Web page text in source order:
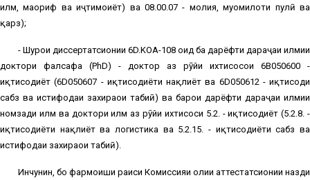
илм, маориф ва иҷтимоиёт) ва 08.00.07 - молия, муомилоти пулӣ ва
қарз);
- Шурои диссертатсионии 6D.KOA-108 оид ба дарёфти дараҷаи илмии
доктори фалсафа (РhD) - доктор аз рӯйи ихтисосҳои 6В050600 -
иқтисодиёт (6D050607 - иқтисодиёти нақлиёт ва 6D050612 - иқтисоди
сабз ва истифодаи захираҳои табиӣ) ва барои дарёфти дараҷаи илмии
номзади илм ва доктори илм аз рӯйи ихтисоси 5.2. - иқтисодиёт (5.2.8. -
иқтисодиёти нақлиёт ва логистика ва 5.2.15. - иқтисодиёти сабз ва
истифодаи захираҳои табиӣ).
Инчунин, бо фармоиши раиси Комиссияи олии аттестатсионии назди